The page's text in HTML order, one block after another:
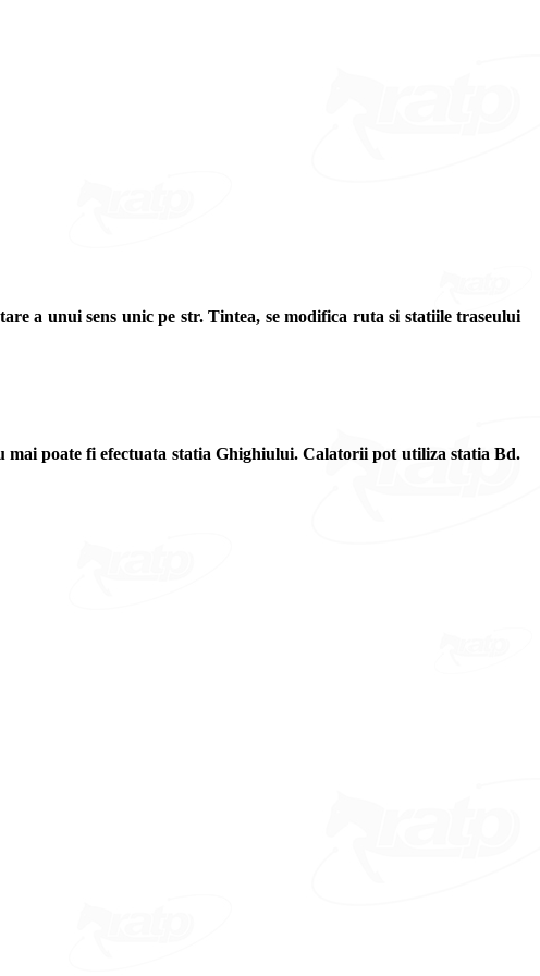
a unui sens unic pe str. Tintea, se modifica ruta si statiile traseului
mai poate fi efectuata statia Ghighiului. Calatorii pot utiliza statia Bd.